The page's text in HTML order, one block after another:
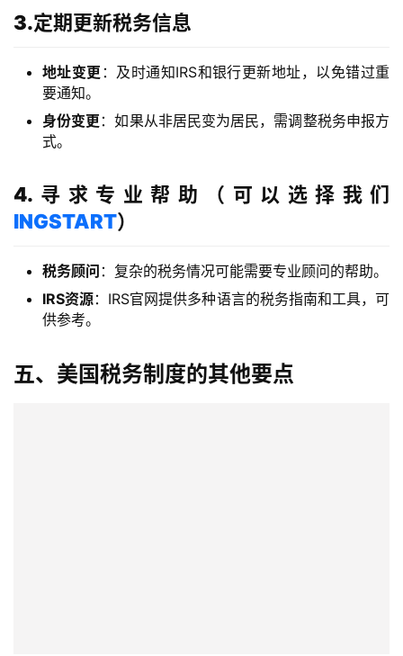
海
外
行
户
球
支
付
案
金
3.定期更新税务信息
地址变更 ：及时通知IRS和银行更新地址，以免错过重
要通知。
身份变更 ：如果从非居民变为居民，需调整税务申报方
式。
4.寻求专业帮助（可以选择我们
INGSTART）
税务顾问 ：复杂的税务情况可能需要专业顾问的帮助。
IRS资源：IRS官网提供多种语言的税务指南和工具，可
供参考。
五、美国税务制度的其他要点